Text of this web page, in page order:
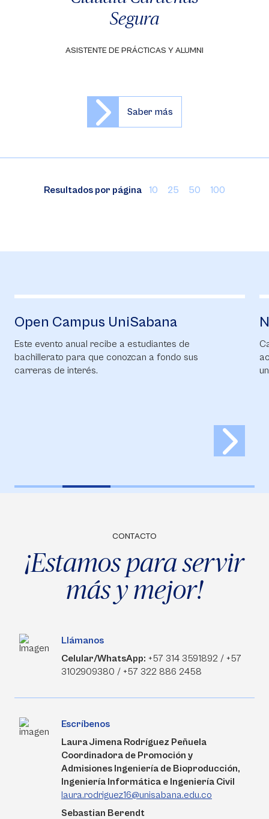
Segura
ASISTENTE DE PRÁCTICAS Y ALUMNI
Saber más
Resultados por página 10 25 50 100
Open Campus UniSabana
Este evento anual recibe a estudiantes de
bachillerato para que conozcan a fondo sus
carreras de interés.
CONTACTO
¡Estamos para servir
más y mejor!
Llámanos
Celular/WhatsApp: +57 314 3591892 / +57
3102909380 / +57 322 886 2458
Escríbenos
Laura Jimena Rodríguez Peñuela
Coordinadora de Promoción y
Admisiones Ingeniería de Bioproducción,
Ingeniería Informática e Ingeniería Civil
laura.rodriguez16@unisabana.edu.co
Sebastian Berendt